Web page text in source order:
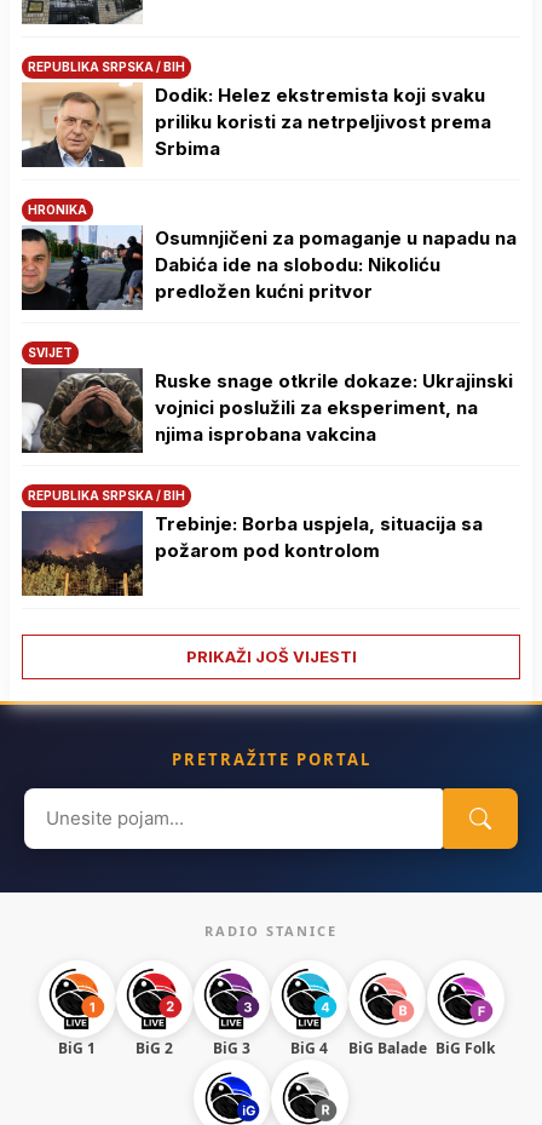
REPUBLIKA SRPSKA / BIH
Dodik: Helez ekstremista koji svaku
priliku koristi za netrpeljivost prema
Srbima
HRONIKA
Osumnjičeni za pomaganje u napadu na
Dabića ide na slobodu: Nikoliću
predložen kućni pritvor
SVIJET
Ruske snage otkrile dokaze: Ukrajinski
vojnici poslužili za eksperiment, na
njima isprobana vakcina
REPUBLIKA SRPSKA / BIH
Trebinje: Borba uspjela, situacija sa
požarom pod kontrolom
PRIKAŽI JOŠ VIJESTI
PRETRAŽITE PORTAL
Search
for:
RADIO STANICE
BiG 1 BiG 2 BiG 3 BiG 4 BiG Balade BiG Folk